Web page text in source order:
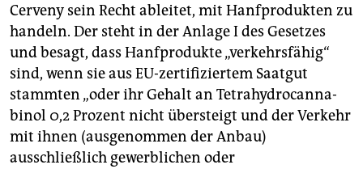
Cerveny sein Recht ableitet, mit Hanfprodukten zu
handeln. Der steht in der Anlage I des Gesetzes
und besagt, dass Hanfprodukte „verkehrsfähig“
sind, wenn sie aus EU-zertifiziertem Saatgut
stammten „oder ihr Gehalt an Tetra­hydro­canna­
binol 0,2 Prozent nicht übersteigt und der Verkehr
mit ihnen (ausgenommen der Anbau)
ausschließlich gewerblichen oder